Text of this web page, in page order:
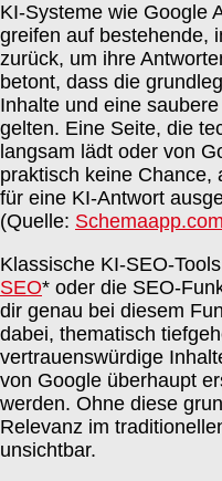
KI-Systeme wie Google
greifen auf bestehende,
zurück, um ihre
betont, dass die
Inhalte und eine
gelten. Eine Seite, die
langsam lädt oder von
praktisch keine Chance,
für eine KI-Antwort
(Quelle: Schemaapp.com
Klassische KI-SEO-
SEO* oder die SEO-
dir genau bei diesem
dabei, thematisch
vertrauenswürdige
von Google überhaupt
werden. Ohne diese
Relevanz im
unsichtbar.